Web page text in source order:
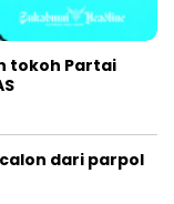
tokoh Partai
dari parpol